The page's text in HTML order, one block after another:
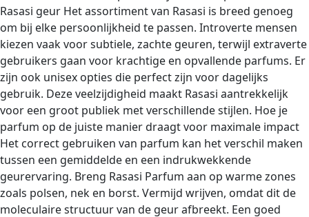
Rasasi geur Het assortiment van Rasasi is breed genoeg
om bij elke persoonlijkheid te passen. Introverte mensen
kiezen vaak voor subtiele, zachte geuren, terwijl extraverte
gebruikers gaan voor krachtige en opvallende parfums. Er
zijn ook unisex opties die perfect zijn voor dagelijks
gebruik. Deze veelzijdigheid maakt Rasasi aantrekkelijk
voor een groot publiek met verschillende stijlen. Hoe je
parfum op de juiste manier draagt voor maximale impact
Het correct gebruiken van parfum kan het verschil maken
tussen een gemiddelde en een indrukwekkende
geurervaring. Breng Rasasi Parfum aan op warme zones
zoals polsen, nek en borst. Vermijd wrijven, omdat dit de
moleculaire structuur van de geur afbreekt. Een goed